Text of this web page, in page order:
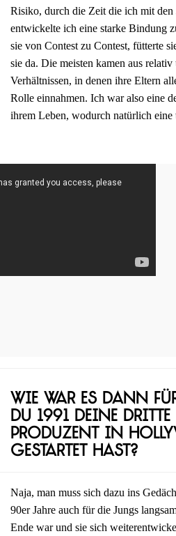
Risiko, durch die Zeit die ich mit den
entwickelte ich eine starke Bindung
sie von Contest zu Contest, fütterte
sie da. Die meisten kamen aus
Verhältnissen, in denen ihre Eltern
Rolle einnahmen. Ich war also eine
ihrem Leben, wodurch natürlich eine
Wie war es dann
du 1991 deine
Produzent in
gestartet hast?
Naja, man muss sich dazu ins
90er Jahre auch für die Jungs
Ende war und sie sich